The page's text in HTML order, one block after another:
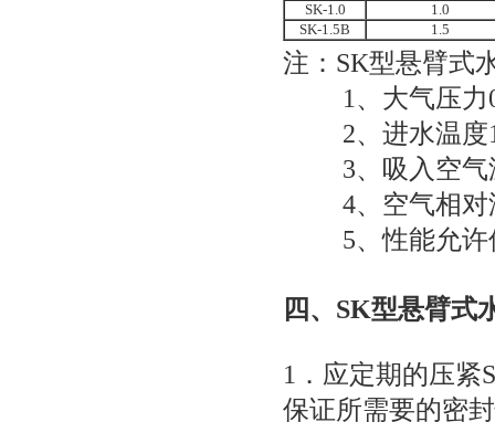
SK-1.0
1.0
SK-1.5B
1.5
注： SK型悬臂式
1、大气压力
2、进水温度
3、吸入空气
4、空气相对
5、性能允许
四、 SK型悬臂式
1．应定期的压紧
保证所需要的密